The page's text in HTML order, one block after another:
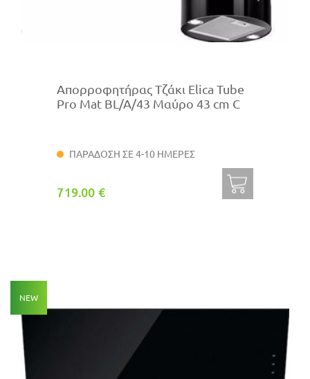
Απορροφητήρας Τζάκι Elica Tube
Pro Mat BL/A/43 Μαύρο 43 cm C
ΠΑΡΑΔΟΣΗ ΣΕ 4-10 ΗΜΕΡΕΣ
719.00 €
NEW